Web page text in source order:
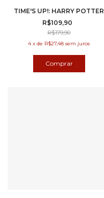
TIME'S UP!: HARRY POTTER
R$109,90
R$179,90
4 xde R$27,48 sem juros